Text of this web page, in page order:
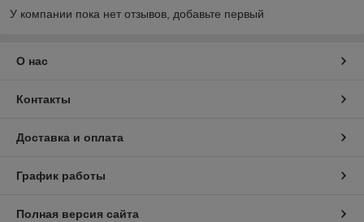
У компании пока нет отзывов, добавьте первый
О нас
Контакты
Доставка и оплата
График работы
Полная версия сайта